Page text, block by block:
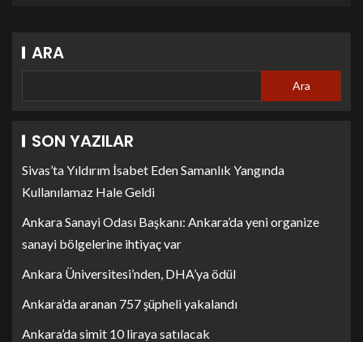
ARA
Ara
SON YAZILAR
Sivas’ta Yıldırım İsabet Eden Samanlık Yangında
Kullanılamaz Hale Geldi
Ankara Sanayi Odası Başkanı: Ankara’da yeni organize
sanayi bölgelerine ihtiyaç var
Ankara Üniversitesi’nden, DHA’ya ödül
Ankara’da aranan 757 şüpheli yakalandı
Ankara’da simit 10 liraya satılacak